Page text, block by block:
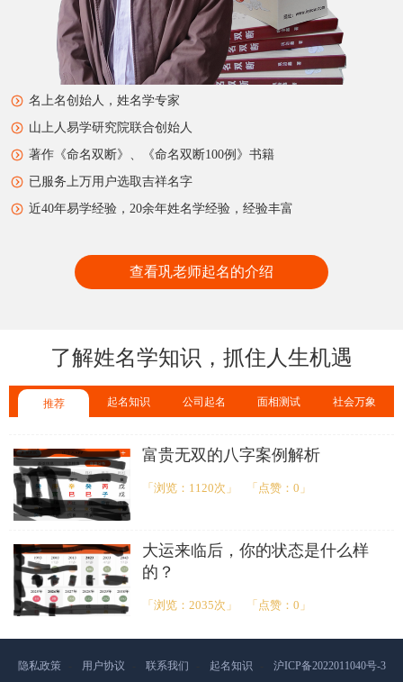
名上名创始人，姓名学专家
山上人易学研究院联合创始人
著作《命名双断》、《命名双断100例》书籍
已服务上万用户选取吉祥名字
近40年易学经验，20余年姓名学经验，经验丰富
查看巩老师起名的介绍
了解姓名学知识，抓住人生机遇
推荐 起名知识 公司起名 面相测试 社会万象
富贵无双的八字案例解析
「浏览：1120次」 「点赞：0」
大运来临后，你的状态是什么样
的？
「浏览：2035次」 「点赞：0」
隐私政策 用户协议 联系我们 起名知识 沪ICP备2022011040号-3